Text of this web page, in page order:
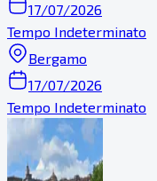
17/07/2026
Tempo Indeterminato
Bergamo
17/07/2026
Tempo Indeterminato